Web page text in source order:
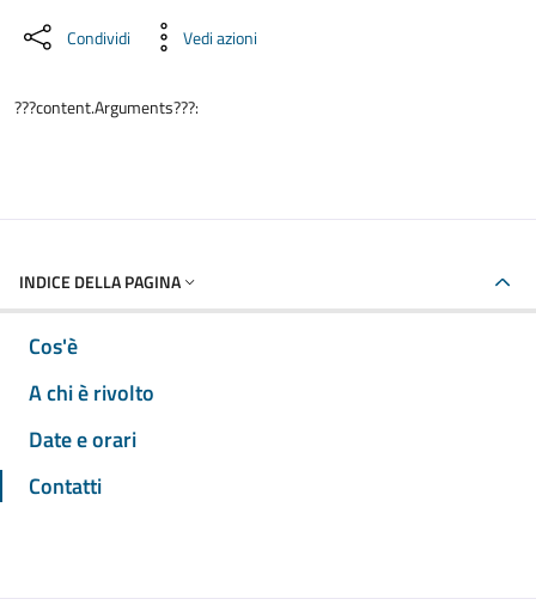
Condividi Vedi azioni
???content.Arguments???:
INDICE DELLA PAGINA
Cos'è
A chi è rivolto
Date e orari
Contatti